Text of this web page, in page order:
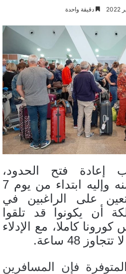
دقيقة واحدة
إعادة فتح الحدود،
والسماح بالسفر منه وإليه ابتداء من يوم 7
على الراغبين في
أن يكونوا قد تلقوا
كاملا، مع الإدلاء
فإن المسافرين